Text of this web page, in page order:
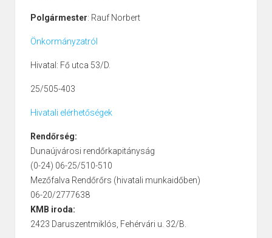
Polgármester: Rauf Norbert
Önkormányzatról
Hivatal: Fő utca 53/D.
25/505-403
Hivatali elérhetőségek
Rendőrség:
Dunaújvárosi rendőrkapitányság
(0-24) 06-25/510-510
Mezőfalva Rendőrőrs (hivatali munkaidőben)
06-20/2777638
KMB iroda:
2423 Daruszentmiklós, Fehérvári u. 32/B.